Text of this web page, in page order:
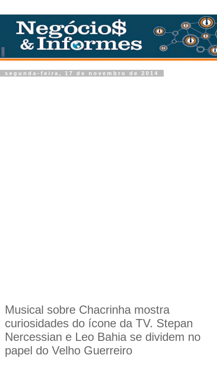
segunda-feira, 17 de novembro de 2014
Musical sobre Chacrinha mostra
curiosidades do ícone da TV. Stepan
Nercessian e Leo Bahia se dividem no
papel do Velho Guerreiro